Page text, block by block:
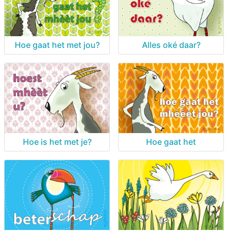
Hoe gaat het met jou? Alles oké daar?
Hoe is het met je? Hoe gaat het